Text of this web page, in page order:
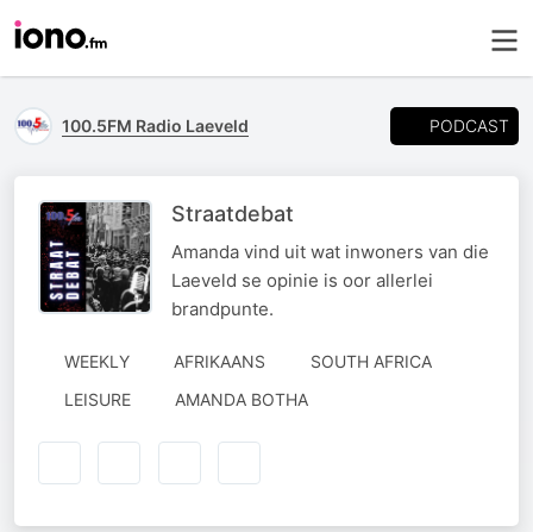
100.5FM Radio Laeveld PODCAST
Straatdebat
Amanda vind uit wat inwoners van die
Laeveld se opinie is oor allerlei
brandpunte.
WEEKLY AFRIKAANS
SOUTH AFRICA
LEISURE
AUTHORED
AMANDA BOTHA